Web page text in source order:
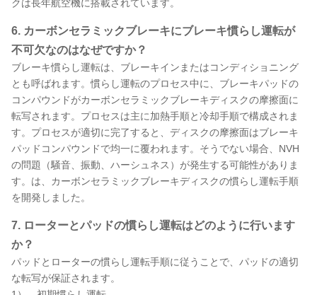
クは長年航空機に搭載されています。
6. カーボンセラミックブレーキにブレーキ慣らし運転が
不可欠なのはなぜですか？
ブレーキ慣らし運転は、ブレーキインまたはコンディショニング
とも呼ばれます。慣らし運転のプロセス中に、ブレーキパッドの
コンパウンドがカーボンセラミックブレーキディスクの摩擦面に
転写されます。プロセスは主に加熱手順と冷却手順で構成されま
す。プロセスが適切に完了すると、ディスクの摩擦面はブレーキ
パッドコンパウンドで均一に覆われます。そうでない場合、NVH
の問題（騒音、振動、ハーシュネス）が発生する可能性がありま
す。は、カーボンセラミックブレーキディスクの慣らし運転手順
を開発しました。
7. ローターとパッドの慣らし運転はどのように行います
か？
パッドとローターの慣らし運転手順に従うことで、パッドの適切
な転写が保証されます。